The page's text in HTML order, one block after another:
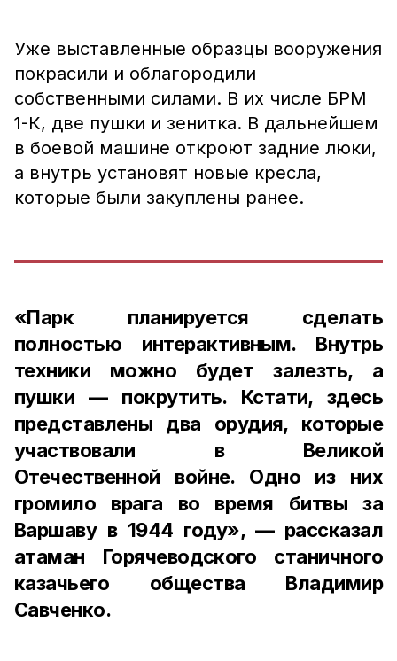
Уже выставленные образцы вооружения
покрасили и облагородили
собственными силами. В их числе БРМ
1-К, две пушки и зенитка. В дальнейшем
в боевой машине откроют задние люки,
а внутрь установят новые кресла,
которые были закуплены ранее.
«Парк планируется сделать
полностью интерактивным. Внутрь
техники можно будет залезть, а
пушки — покрутить. Кстати, здесь
представлены два орудия, которые
участвовали в Великой
Отечественной войне. Одно из них
громило врага во время битвы за
Варшаву в 1944 году», — рассказал
атаман Горячеводского станичного
казачьего общества Владимир
Савченко.